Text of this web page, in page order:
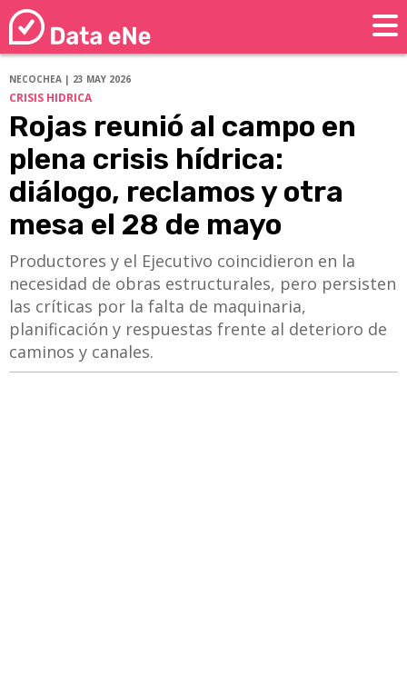
NECOCHEA | 23 MAY 2026
CRISIS HIDRICA
Rojas reunió al campo en
plena crisis hídrica:
diálogo, reclamos y otra
mesa el 28 de mayo
Productores y el Ejecutivo coincidieron en la
necesidad de obras estructurales, pero persisten
las críticas por la falta de maquinaria,
planificación y respuestas frente al deterioro de
caminos y canales.